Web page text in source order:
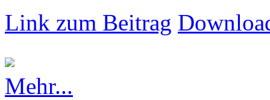
Link zum Beitrag
Mehr...